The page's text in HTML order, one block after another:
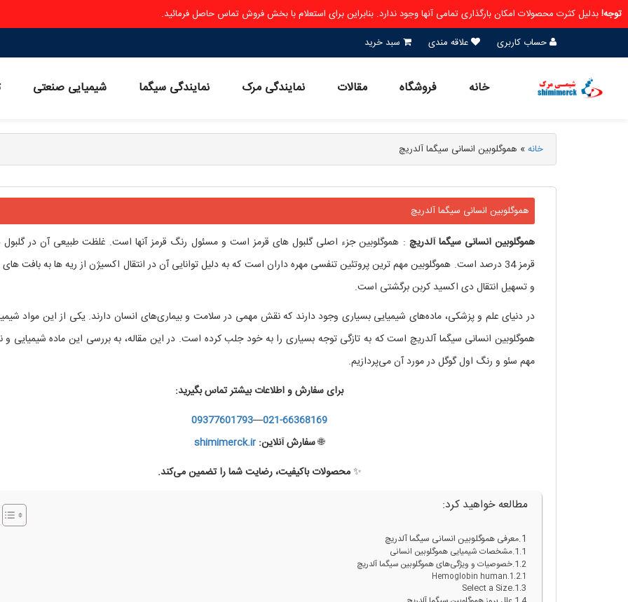
توجه!بدلیل کثرت محصولات امکان بارگذاری تمامی آنها وجود ندارد. بنابراین برای استعلام با بخش فروش تماس حاصل فرمائید.
حساب کاربری
علاقه مندی سبد خرید
خانه فروشگاه مقالات نمایندگی مرک نمایندگی سیگما شیمیایی صنعتی
خانه» هموگلوبین انسانی سیگما آلدریچ
هموگلوبین انسانی سیگما آلدریچ
هموگلوبین انسانی سیگما آلدریچ : هموگلوبین جزء اصلی گلبول های قرمز است و مسئول رنگ قرمز آنها است. غلظت طبیعی آن در
قرمز 34 درصد است. هموگلوبین مهم ترین پروتئین تنفسی مهره داران است که به دلیل توانایی آن در انتقال اکسیژن از ریه ها به بافت
و تسهیل انتقال دی اکسید کربن برگشتی است.
در دنیای علم و پزشکی، ماده‌های شیمیایی بسیاری وجود دارند که نقش مهمی در سلامت و بیماری‌های انسان دارند. یکی از این مواد
هموگلوبین انسانی سیگما آلدریچ است که به تازگی توجه بسیاری را به خود جلب کرده است. در این مقاله، به بررسی این ماده شیمیایی و
مهم سئو و رنگ اول گوگل در مورد آن می‌پردازیم.
برای سفارش و اطلاعات بیشتر تماس بگیرید:
021-66368169
—
09377601793
🌐سفارش آنلاین: shimimerck.ir
✨محصولات باکیفیت، رضایت شما را تضمین می‌کند.
مطالعه خواهید کرد:
معرفی هموگلوبین انسانی سیگما آلدریچ
مشخصات شیمیایی هموگلوبین انسانی
خصوصیات و ویژگی‌های هموگلوبین سیگما آلدریچ
Hemoglobin human
Select a Size